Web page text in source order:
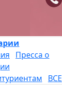
Пресса о
ВСЕ